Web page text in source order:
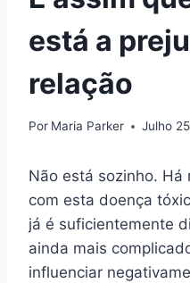
está a
relação
Por Maria Parker Julho
Não está sozinho.
com esta doença
já é suficientemente
ainda mais
influenciar